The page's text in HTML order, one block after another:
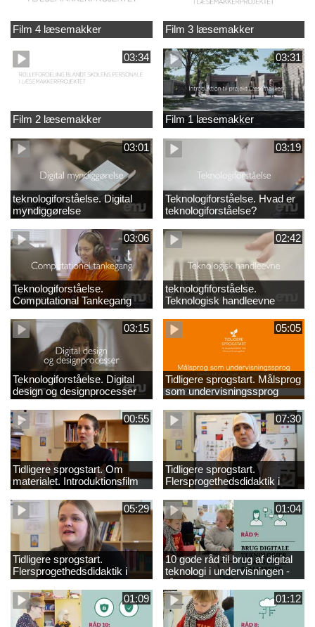
Film 4 læsemakker Film 3 læsemakker
03:34
Film 2 læsemakker
03:31
Film 1 læsemakker
03:01
teknologiforståelse. Digital
myndiggørelse
03:19
Teknologiforståelse. Hvad er
teknologiforståelse?
03:06
Teknologiforståelse.
Computational Tankegang
02:42
teknologfiforståelse.
Teknologisk handleevne
03:15
Teknologiforståelse. Digital
design og designprocesser
05:05
Tidligere sprogstart. Målsprog
som undervisningssprog
00:55
Tidligere sprogstart. Om
materialet. Introduktionsfilm
07:30
Tidligere sprogstart.
Flersprogethedsdidaktik i
fransk og tysk
05:29
Tidligere sprogstart.
Flersprogethedsdidaktik i
engelsk
01:04
10 gode råd til brug af digital
teknologi i undervisningen -
råd 9
01:09
01:12